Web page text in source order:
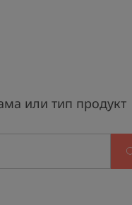
или тип продукт